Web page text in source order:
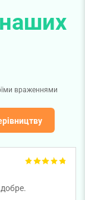
наших
враженнями